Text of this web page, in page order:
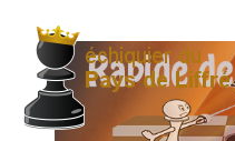
contenu
principal